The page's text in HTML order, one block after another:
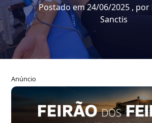
Postado em 24/06/2025 , por
Sanctis
Anúncio